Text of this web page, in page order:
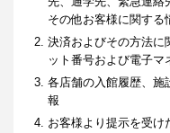
その他お客様に関する
決済およびその方法に
ット番号および電子マ
各店舗の入館履歴、施
報
お客様より提示を受け